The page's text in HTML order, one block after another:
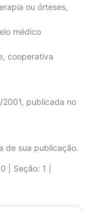
ou órteses,
médico
cooperativa
2001, publicada no
de sua publicação.
| Seção: 1 |